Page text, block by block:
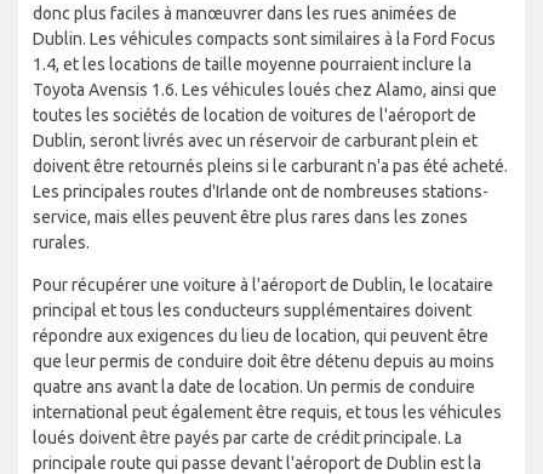
donc plus faciles à manœuvrer dans les rues animées de
Dublin. Les véhicules compacts sont similaires à la Ford Focus
1.4, et les locations de taille moyenne pourraient inclure la
Toyota Avensis 1.6. Les véhicules loués chez Alamo, ainsi que
toutes les sociétés de location de voitures de l'aéroport de
Dublin, seront livrés avec un réservoir de carburant plein et
doivent être retournés pleins si le carburant n'a pas été acheté.
Les principales routes d'Irlande ont de nombreuses stations-
service, mais elles peuvent être plus rares dans les zones
rurales.
Pour récupérer une voiture à l'aéroport de Dublin, le locataire
principal et tous les conducteurs supplémentaires doivent
répondre aux exigences du lieu de location, qui peuvent être
que leur permis de conduire doit être détenu depuis au moins
quatre ans avant la date de location. Un permis de conduire
international peut également être requis, et tous les véhicules
loués doivent être payés par carte de crédit principale. La
principale route qui passe devant l'aéroport de Dublin est la